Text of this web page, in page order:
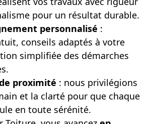
pour un résultat durable.
personnalisé :
conseils adaptés à votre
simplifiée des démarches
proximité : nous privilégions
et la clarté pour que chaque
en toute sérénité.